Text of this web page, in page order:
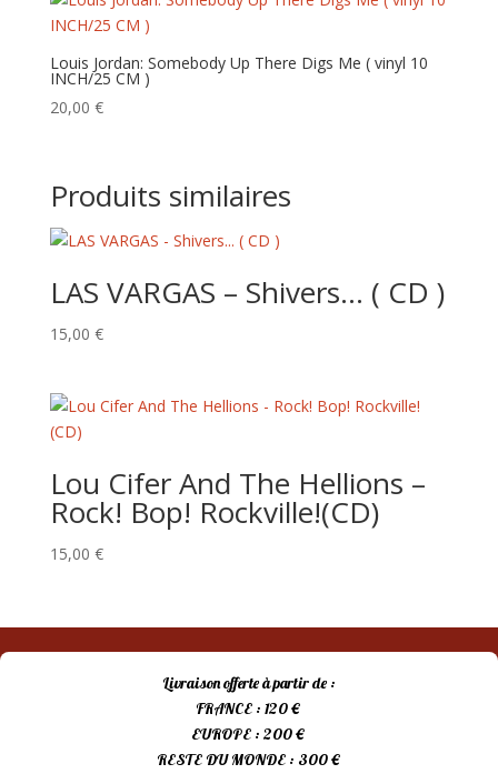
Louis Jordan: Somebody Up There Digs Me ( vinyl 10
INCH/25 CM )
20,00 €
Produits similaires
LAS VARGAS – Shivers… ( CD )
15,00 €
Lou Cifer And The Hellions –
Rock! Bop! Rockville!(CD)
15,00 €
Livraison offerte à partir de :
FRANCE : 120 €
EUROPE : 200 €
RESTE DU MONDE : 300 €